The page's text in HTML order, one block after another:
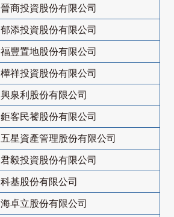
晉商投資股份有限公司
郁添投資股份有限公司
福豐置地股份有限公司
樺祥投資股份有限公司
興泉利股份有限公司
鉅客民饕股份有限公司
五星資產管理股份有限公司
君毅投資股份有限公司
科基股份有限公司
海卓立股份有限公司